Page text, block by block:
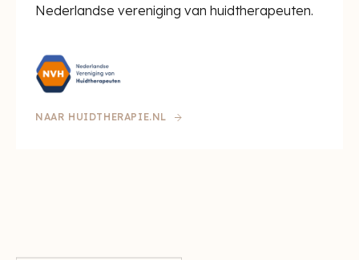
Nederlandse vereniging van huidtherapeuten.
NAAR HUIDTHERAPIE.NL